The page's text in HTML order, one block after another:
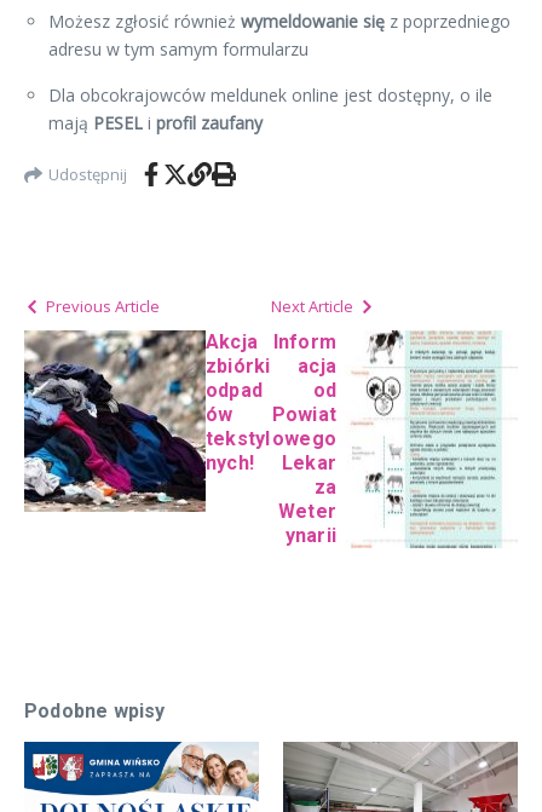
Możesz zgłosić również wymeldowanie się z poprzedniego
adresu w tym samym formularzu
Dla obcokrajowców meldunek online jest dostępny, o ile
mają PESEL i profil zaufany
Udostępnij
Previous Article
Akcja
zbiórki
odpad
ów
tekstyl
nych!
Next Article
Inform
acja
od
Powiat
owego
Lekar
za
Weter
ynarii
Podobne wpisy